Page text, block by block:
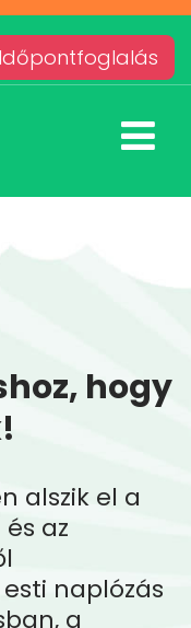
Időpontfoglalás
hogy
alszik el a
az
naplózás
a